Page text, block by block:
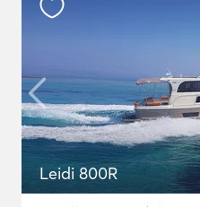
Leidi 800R